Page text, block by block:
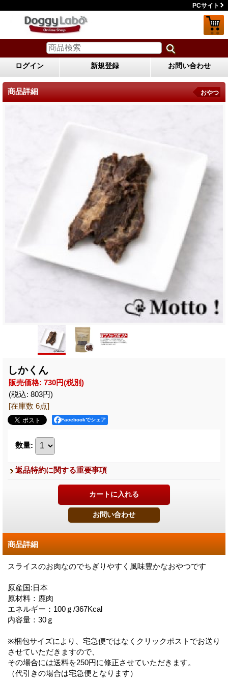
PCサイト
ログイン 新規登録 お問い合わせ
商品詳細 おやつ
しかくん
販売価格: 730円(税別)
(税込: 803円)
[在庫数 6点]
Facebookでシェア
数量:
返品特約に関する重要事項
商品詳細
スライスのお肉なのでちぎりやすく風味豊かなおやつです
原産国:日本
原材料：鹿肉
エネルギー：100ｇ/367Kcal
内容量：30ｇ
※梱包サイズにより、宅急便ではなくクリックポストでお送り
させていただきますので、
その場合には送料を250円に修正させていただきます。
（代引きの場合は宅急便となります）